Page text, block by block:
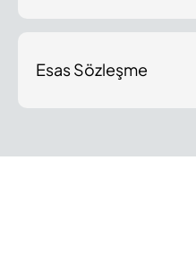
Esas Sözleşme